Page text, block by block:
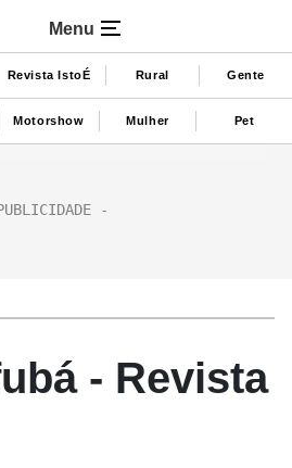
Menu
Revista IstoÉ Rural Gente
Motorshow Mulher Pet
- Revista